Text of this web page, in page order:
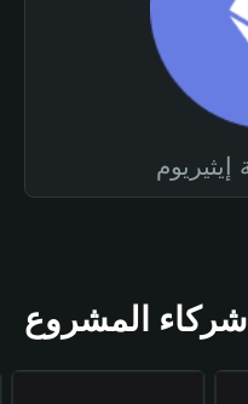
شركاء المشروع